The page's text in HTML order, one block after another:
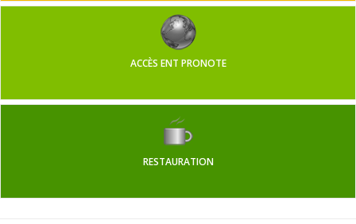
ACCÈS ENT PRONOTE
RESTAURATION